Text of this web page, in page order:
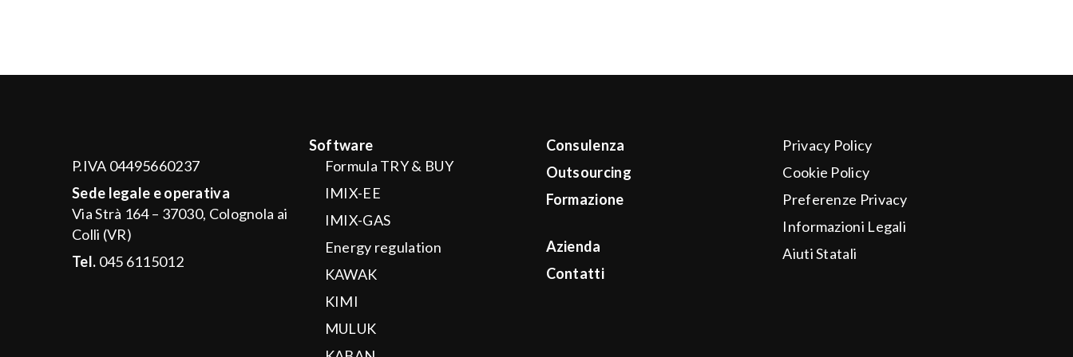
P.IVA 04495660237
Sede legale e operativa
Via Strà 164 – 37030, Colognola ai
Colli (VR)
Tel. 045 6115012
Software
Formula TRY & BUY
IMIX-EE
IMIX-GAS
Energy regulation
KAWAK
KIMI
MULUK
Consulenza
Outsourcing
Formazione
Azienda
Contatti
Privacy Policy
Cookie Policy
Preferenze Privacy
Informazioni Legali
Aiuti Statali